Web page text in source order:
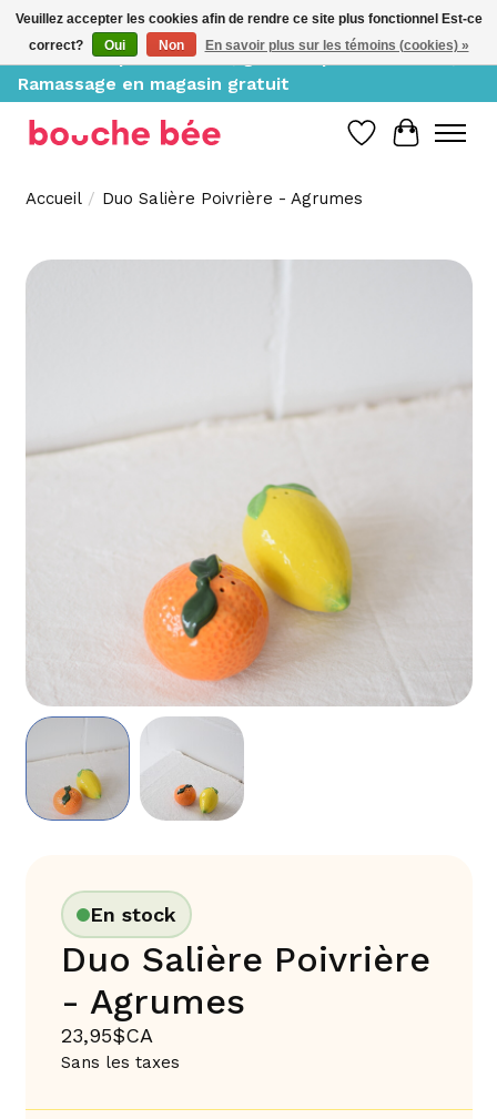
Livraison à partir de 10$, gratuite pour 150$ et +;
Ramassage en magasin gratuit
Liste de
Panier
Accueil / Duo Salière Poivrière - Agrumes
Product image slideshow Items
En stock
Duo Salière Poivrière
- Agrumes
23,95$CA
Sans les taxes
Veuillez accepter les cookies afin de rendre ce site plus fonctionnel Est-ce
correct?
Oui Non En savoir plus sur les témoins (cookies) »